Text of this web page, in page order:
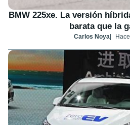
BMW 225xe. La versión
barata que la
Carlos Noya